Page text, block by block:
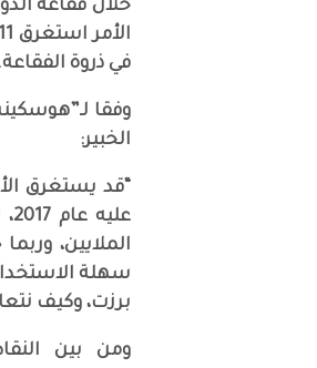
في ذروة الفقاعة. وقال إنه بحلول عام
وفقا
الخبير:
الملايين،
سهلة
برزت، وكيف
ومن بين